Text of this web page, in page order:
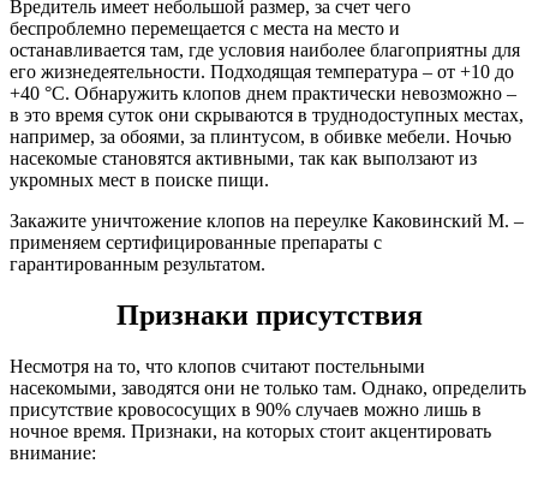
Вредитель имеет небольшой размер, за счет чего
беспроблемно перемещается с места на место и
останавливается там, где условия наиболее благоприятны для
его жизнедеятельности. Подходящая температура – от +10 до
+40 °С. Обнаружить клопов днем практически невозможно –
в это время суток они скрываются в труднодоступных местах,
например, за обоями, за плинтусом, в обивке мебели. Ночью
насекомые становятся активными, так как выползают из
укромных мест в поиске пищи.
Закажите уничтожение клопов на переулке Каковинский М. –
применяем сертифицированные препараты с
гарантированным результатом.
Признаки присутствия
Несмотря на то, что клопов считают постельными
насекомыми, заводятся они не только там. Однако, определить
присутствие кровососущих в 90% случаев можно лишь в
ночное время. Признаки, на которых стоит акцентировать
внимание: